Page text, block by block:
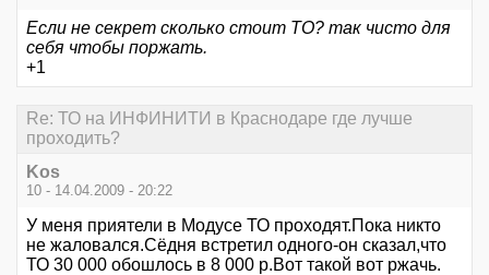
Если не секрет сколько стоит ТО? так чисто для
себя чтобы поржать.
+1
Re: ТО на ИНФИНИТИ в Краснодаре где лучше
проходить?
Kos
10 - 14.04.2009 - 20:22
У меня приятели в Модусе ТО проходят.Пока никто
не жаловался.Сёдня встретил одного-он сказал,что
ТО 30 000 обошлось в 8 000 р.Вот такой вот ржачь.